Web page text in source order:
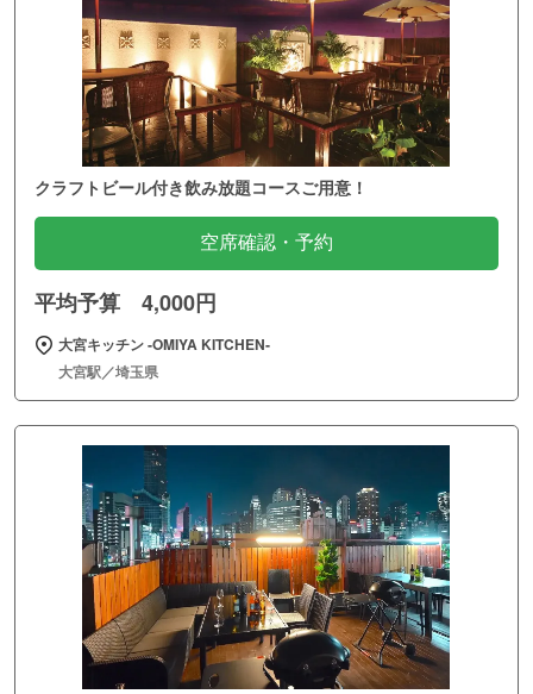
クラフトビール付き飲み放題コースご用意！
空席確認・予約
平均予算 4,000円
大宮キッチン ‐OMIYA KITCHEN‐
大宮駅／埼玉県